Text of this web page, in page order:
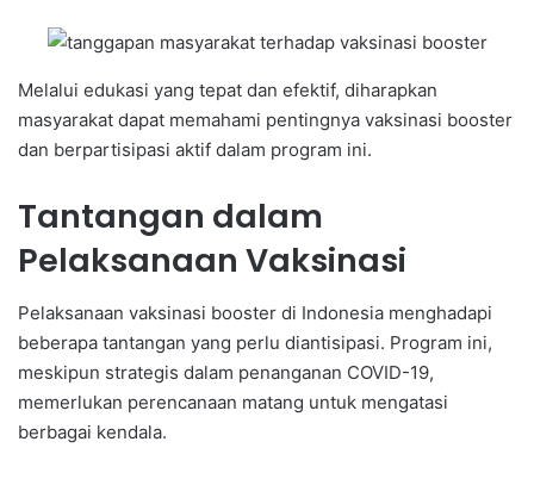
Melalui edukasi yang tepat dan efektif, diharapkan
masyarakat dapat memahami pentingnya vaksinasi booster
dan berpartisipasi aktif dalam program ini.
Tantangan dalam
Pelaksanaan Vaksinasi
Pelaksanaan vaksinasi booster di Indonesia menghadapi
beberapa tantangan yang perlu diantisipasi. Program ini,
meskipun strategis dalam penanganan COVID-19,
memerlukan perencanaan matang untuk mengatasi
berbagai kendala.